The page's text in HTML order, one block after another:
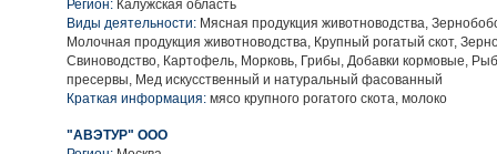
Регион: Калужская область
Виды деятельности: Мясная продукция животноводства,
Молочная продукция животноводства, Крупный рогатый скот,
Свиноводство, Картофель, Морковь, Грибы, Добавки кормовые,
пресервы, Мед искусственный и натуральный фасованный
Краткая информация: мясо крупного рогатого скота, молоко
"АВЭТУР" ООО